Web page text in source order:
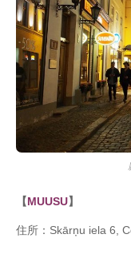
【MUUSU】
住所：Skārņu iela 6,